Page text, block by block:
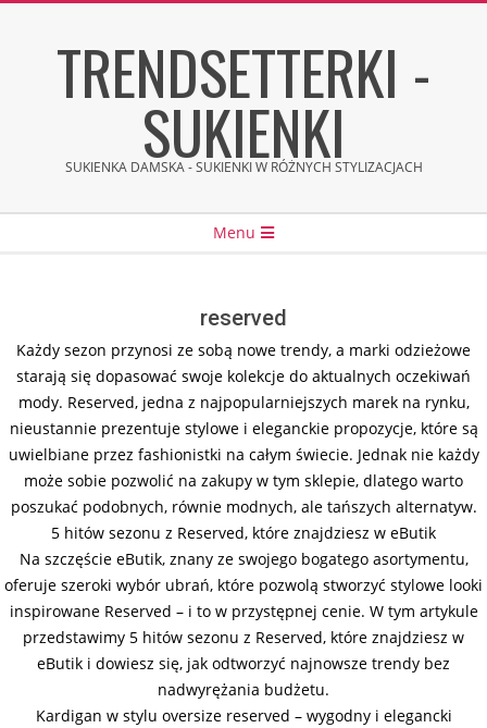
TRENDSETTERKI -
SUKIENKI
SUKIENKA DAMSKA - SUKIENKI W RÓŻNYCH STYLIZACJACH
Menu
reserved
Każdy sezon przynosi ze sobą nowe trendy, a marki odzieżowe
starają się dopasować swoje kolekcje do aktualnych oczekiwań
mody. Reserved, jedna z najpopularniejszych marek na rynku,
nieustannie prezentuje stylowe i eleganckie propozycje, które są
uwielbiane przez fashionistki na całym świecie. Jednak nie każdy
może sobie pozwolić na zakupy w tym sklepie, dlatego warto
poszukać podobnych, równie modnych, ale tańszych alternatyw.
5 hitów sezonu z Reserved, które znajdziesz w eButik
Na szczęście eButik, znany ze swojego bogatego asortymentu,
oferuje szeroki wybór ubrań, które pozwolą stworzyć stylowe looki
inspirowane Reserved – i to w przystępnej cenie. W tym artykule
przedstawimy 5 hitów sezonu z Reserved, które znajdziesz w
eButik i dowiesz się, jak odtworzyć najnowsze trendy bez
nadwyrężania budżetu.
Kardigan w stylu oversize reserved – wygodny i elegancki